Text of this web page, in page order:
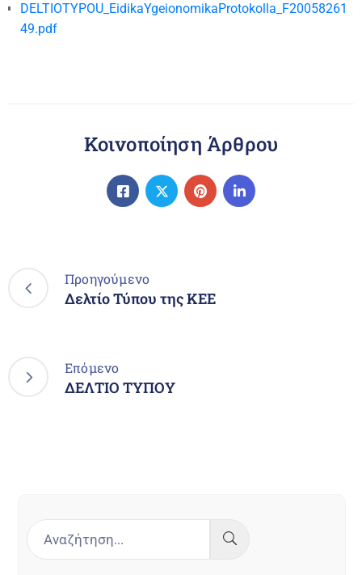
DELTIOTYPOU_EidikaYgeionomikaProtokolla_F20058261
49.pdf
Κοινοποίηση Άρθρου
Προηγούμενο
Δελτίο Τύπου της ΚΕΕ
Επόμενο
ΔΕΛΤΙΟ ΤΥΠΟΥ